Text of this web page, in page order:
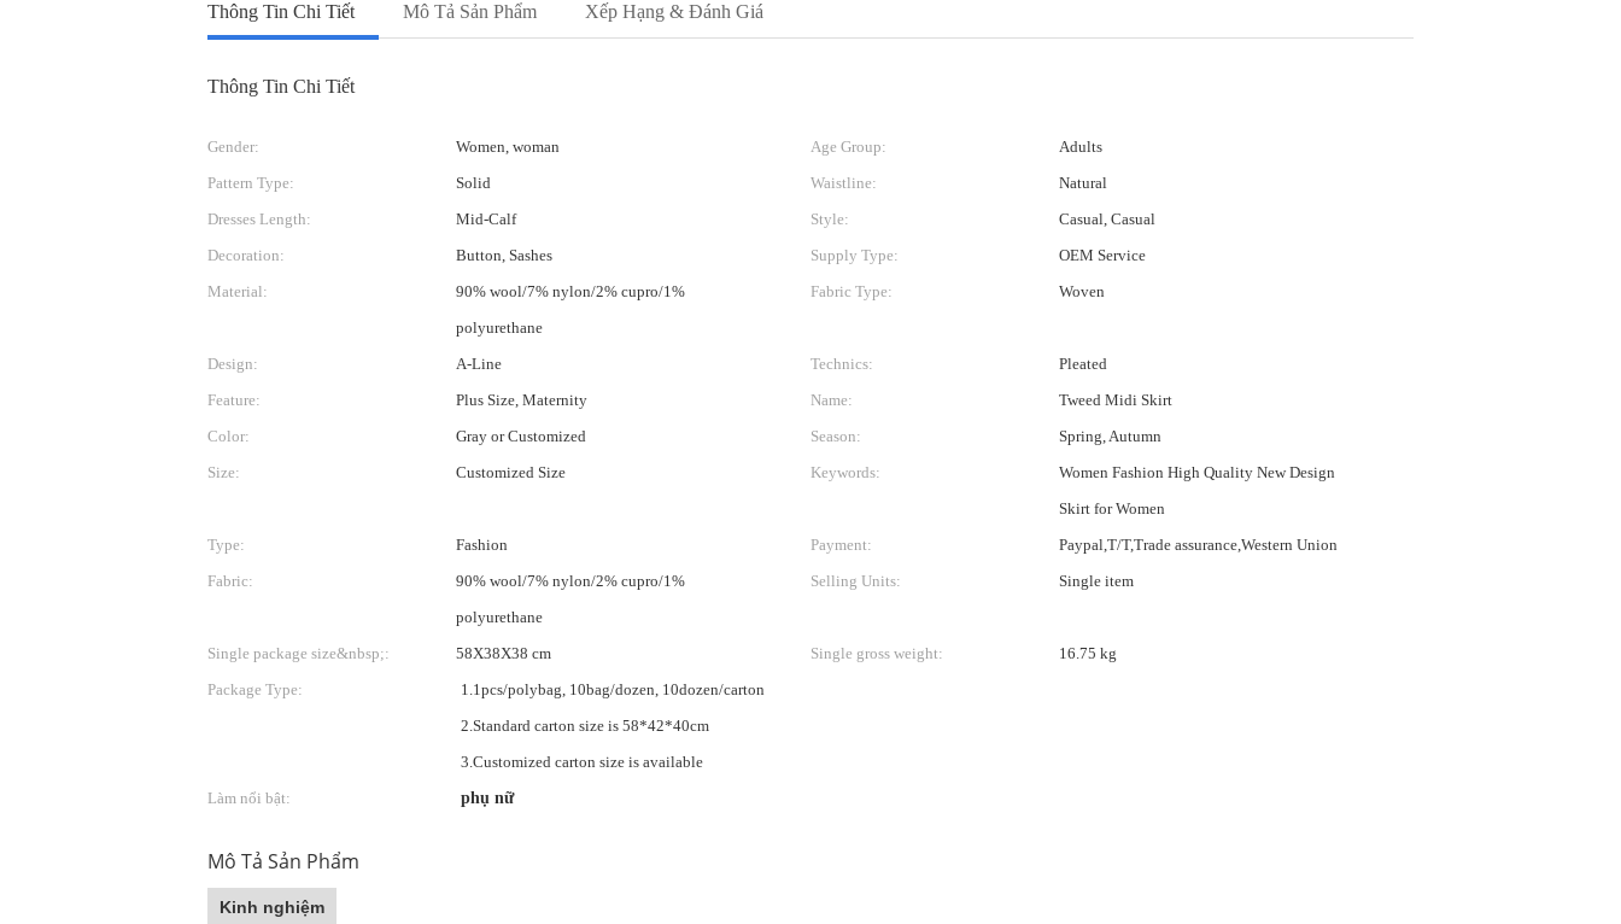
Thông Tin Chi Tiết Mô Tả Sản Phẩm Xếp Hạng & Đánh Giá
Thông Tin Chi Tiết
Gender: Women, woman Age Group:
Adults
Pattern Type:
Solid Waistline:
Natural
Dresses Length:
Mid-Calf Style:
Casual, Casual
Decoration:
Button, Sashes Supply Type:
OEM Service
Material:
90% wool/7% nylon/2% cupro/1%
polyurethane
Fabric Type: Woven
Design: A-Line Technics:
Pleated
Feature:
Plus Size, Maternity Name:
Tweed Midi Skirt
Color:
Gray or Customized Season:
Spring, Autumn
Size:
Customized Size Keywords:
Women Fashion High Quality New Design
Skirt for Women
Type:
Fashion Payment:
Paypal,T/T,Trade assurance,Western Union
Fabric:
90% wool/7% nylon/2% cupro/1%
polyurethane
Selling Units: Single item
Single package size&nbsp;: 58X38X38 cm Single gross weight:
16.75 kg
Package Type:
1.1pcs/polybag, 10bag/dozen, 10dozen/carton
2.Standard carton size is 58*42*40cm
3.Customized carton size is available
Làm nổi bật:
phụ nữ
Mô Tả Sản Phẩm
Kinh nghiệm